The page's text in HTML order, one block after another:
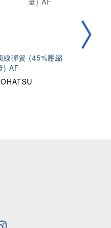
線彈簧 (45%壓縮
) AF